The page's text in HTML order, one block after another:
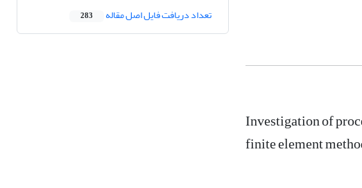
Investigation of
finite element
تعداد دریافت فایل اصل مقاله 283